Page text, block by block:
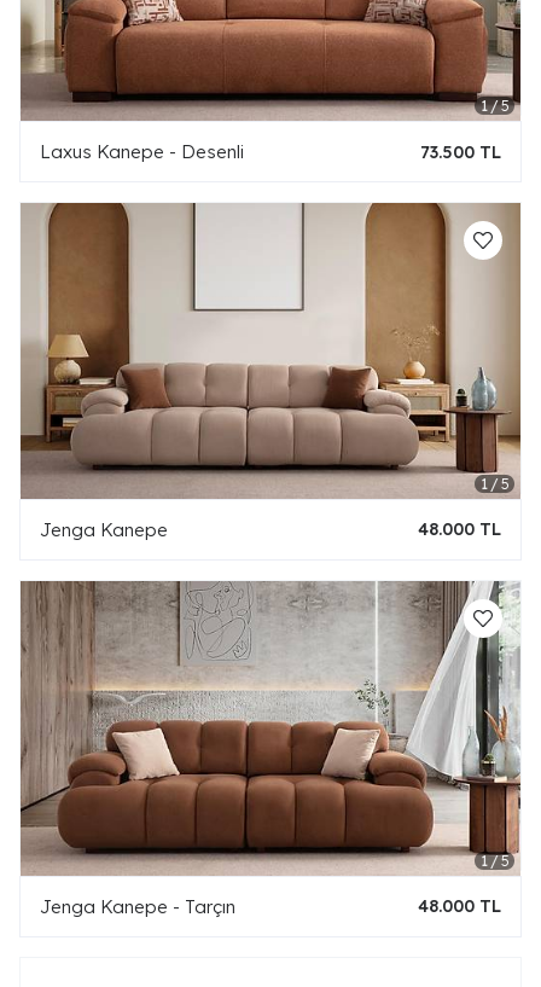
Laxus Kanepe - Desenli 73.500 TL
Jenga Kanepe 48.000 TL
Jenga Kanepe - Tarçın 48.000 TL